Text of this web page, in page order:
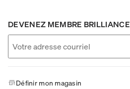
DEVENEZ MEMBRE BRILLIANCE
Définir mon magasin